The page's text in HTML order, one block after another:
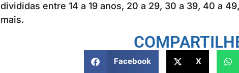
divididas entre 14 a 19 anos, 20 a 29, 30 a 39, 40 a
mais.
Facebook X